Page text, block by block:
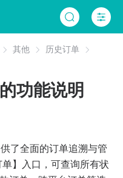
其他
历史订单
功能说明
了全面的订单追溯与管
】入口，可查询所有状